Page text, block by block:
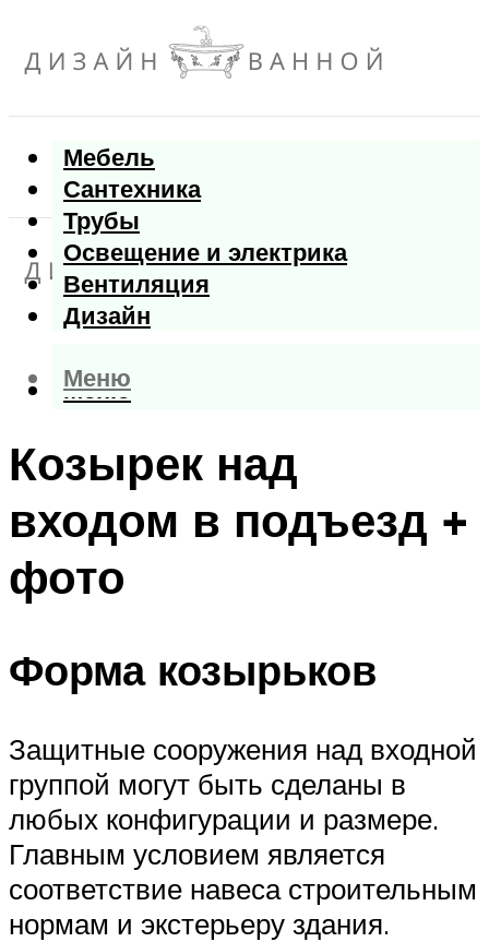
Мебель
Сантехника
Трубы
Освещение и электрика
Вентиляция
Дизайн
Меню
Меню
Козырек над
входом в подъезд +
фото
Форма козырьков
Защитные сооружения над входной
группой могут быть сделаны в
любых конфигурации и размере.
Главным условием является
соответствие навеса строительным
нормам и экстерьеру здания.